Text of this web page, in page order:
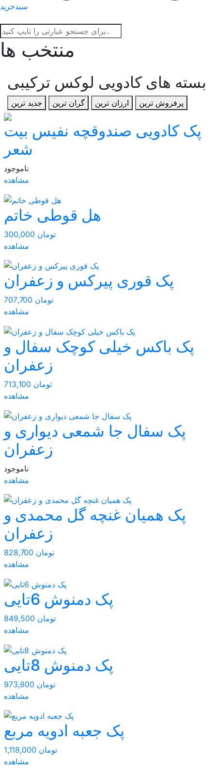
سبدخرید
منتخب ها
بسته های کادویی لوکس ترکیبی
جدید ترین گران ترین ارزان ترین پرفروش ترین
پک کادویی صندوقچه نفیس بیت
شعر
ناموجود
مشاهده
هل قوطی خاتم
300,000 تومان
مشاهده
پک قوری پیرکس و زعفران
707,700 تومان
مشاهده
پک باکس خیلی کوچک سفال و
زعفران
713,100 تومان
مشاهده
پک سفال جا شمعی دیواری و
زعفران
ناموجود
مشاهده
پک همیان غنچه گل محمدی و
زعفران
828,700 تومان
مشاهده
پک دمنوش 6تایی
849,500 تومان
مشاهده
پک دمنوش 8تایی
973,800 تومان
مشاهده
پک جعبه ادویه مربع
1,118,000 تومان
مشاهده